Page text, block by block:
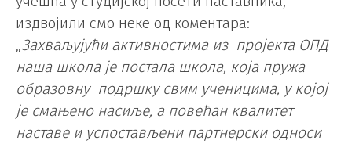
издвојили смо неке од коментара:
„Захваљујући активностима из пројекта ОПД
наша школа је постала школа, која пружа
образовну подршку свим ученицима, у којој
је смањено насиље, а повећан квалитет
наставе и успостављени партнерски односи